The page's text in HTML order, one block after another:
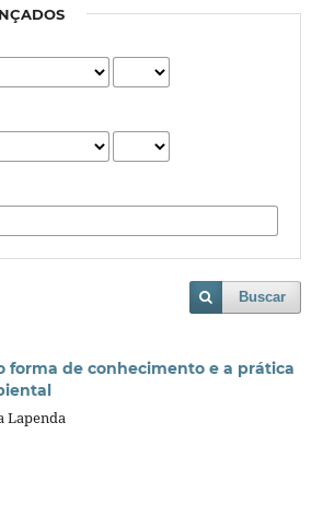
Buscar
forma de conhecimento e a prática
Lapenda